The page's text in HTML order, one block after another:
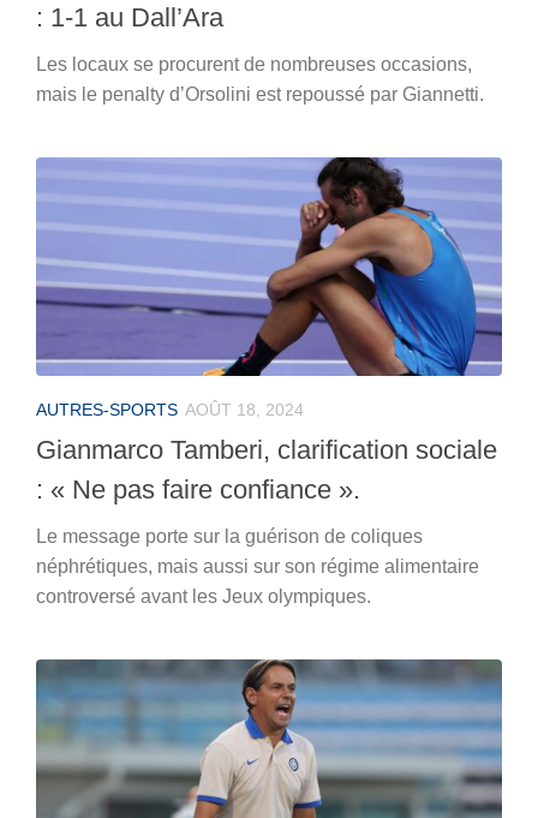
: 1-1 au Dall’Ara
Les locaux se procurent de nombreuses occasions,
mais le penalty d’Orsolini est repoussé par Giannetti.
AUTRES-SPORTS AOÛT 18, 2024
Gianmarco Tamberi, clarification sociale
: « Ne pas faire confiance ».
Le message porte sur la guérison de coliques
néphrétiques, mais aussi sur son régime alimentaire
controversé avant les Jeux olympiques.